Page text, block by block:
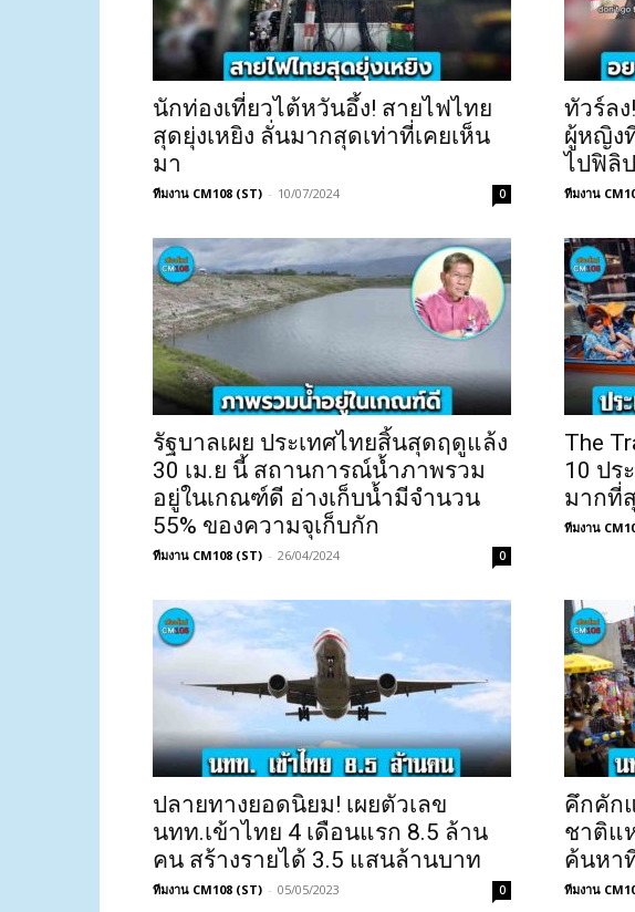
นักท่องเที่ยวไต้หวันอึ้ง! สายไฟไทย
สุดยุ่งเหยิง ลั่นมากสุดเท่าที่เคยเห็น
มา
ทีมงาน CM108 (ST) - 10/07/2024 0
ทัวร์ล
ผู้หญิง
ไปฟิลิ
ทีมงาน
รัฐบาลเผย ประเทศไทยสิ้นสุดฤดูแล้ง
30 เม.ย นี้ สถานการณ์น้ำภาพรวม
อยู่ในเกณฑ์ดี อ่างเก็บน้ำมีจำนวน
55% ของความจุเก็บกัก
ทีมงาน CM108 (ST) - 26/04/2024 0
The
10 ปร
มากที่
ทีมงาน
ปลายทางยอดนิยม! เผยตัวเลข
นทท.เข้าไทย 4 เดือนแรก 8.5 ล้าน
คน สร้างรายได้ 3.5 แสนล้านบาท
ทีมงาน CM108 (ST) - 05/05/2023 0
คึกคัก
ชาติแ
ค้นหา
ทีมงาน